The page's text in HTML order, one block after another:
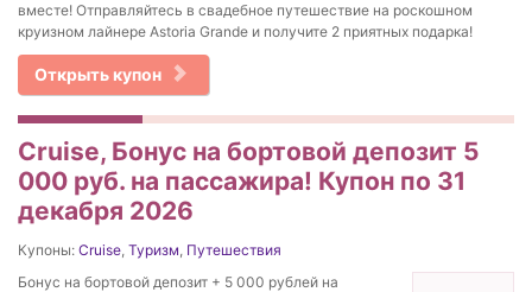
вместе! Отправляйтесь в свадебное путешествие на роскошном
круизном лайнере Astoria Grande и получите 2 приятных подарка!
Открыть купон
Cruise, Бонус на бортовой депозит 5
000 руб. на пассажира! Купон по 31
декабря 2026
Купоны: Cruise, Туризм, Путешествия
Бонус на бортовой депозит + 5 000 рублей на